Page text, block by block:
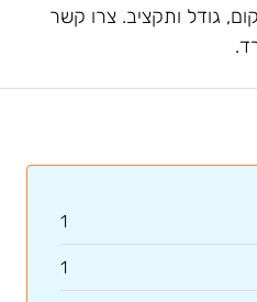
גודל ותקציב. צרו קשר
1
1